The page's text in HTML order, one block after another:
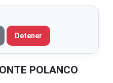
Detener
POLANCO